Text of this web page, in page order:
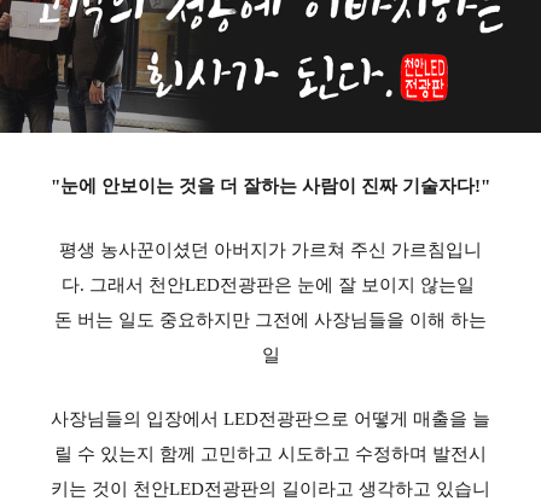
"눈에 안보이는 것을 더 잘하는 사람이 진짜 기술자다!"
평생 농사꾼이셨던 아버지가 가르쳐 주신 가르침입니
다. 그래서 천안LED전광판은 눈에 잘 보이지 않는일
돈 버는 일도 중요하지만 그전에 사장님들을 이해 하는
일
사장님들의 입장에서 LED전광판으로 어떻게 매출을 늘
릴 수 있는지 함께 고민하고 시도하고 수정하며 발전시
키는 것이 천안LED전광판의 길이라고 생각하고 있습니